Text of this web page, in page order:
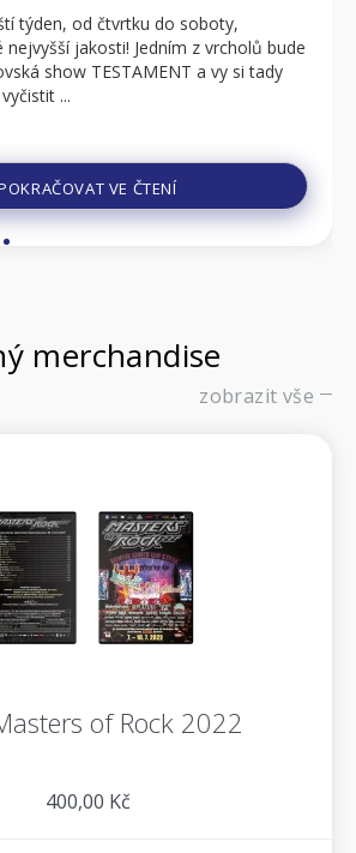
týden, od čtvrtku do soboty,
jakosti! Jedním z vrcholů bude
show TESTAMENT a vy si tady
...
VE ČTENÍ
merchandise
zobrazit vše
of Rock 2022
400,00 Kč